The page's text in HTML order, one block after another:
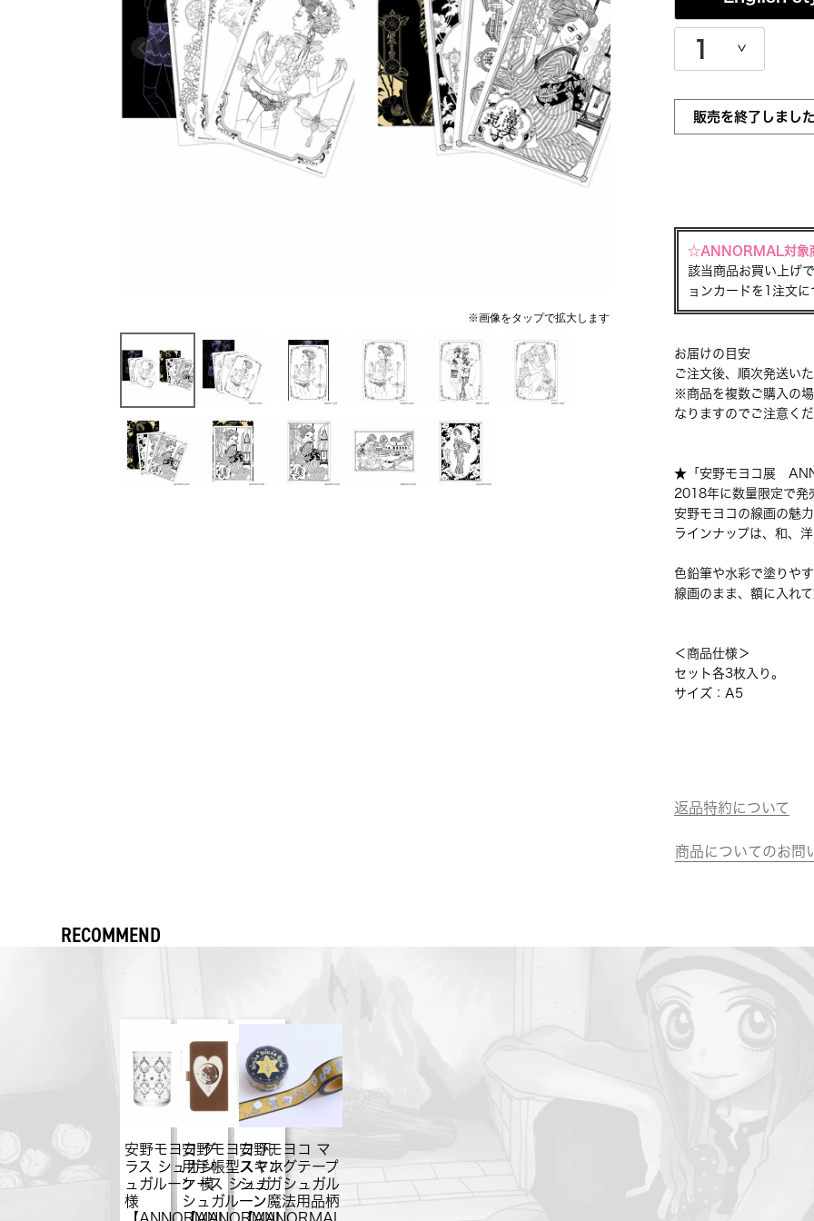
販売を終了しまし
☆ANNORMAL対象
該当商品お買い上げ
ョンカードを1注文
お届けの目安
ご注文後、順次発送い
※商品を複数ご購入の
なりますのでご注意く
★「安野モヨコ展
2018年に数量限定で発
安野モヨコの線画の魅
ラインナップは、和、
色鉛筆や水彩で塗りや
線画のまま、額に入れ
＜商品仕様＞
セット各3枚入り。
サイズ：A5
返品特約について
商品についてのお問
RECOMMEND
安野モヨコ グ
ラス シュガシ
ュガルーン 模
様
安野モヨコ 汎
用手帳型スマホ
ケース シュガ
シュガルーン
安野モヨコ マ
スキングテープ
シュガシュガル
ーン魔法用品柄